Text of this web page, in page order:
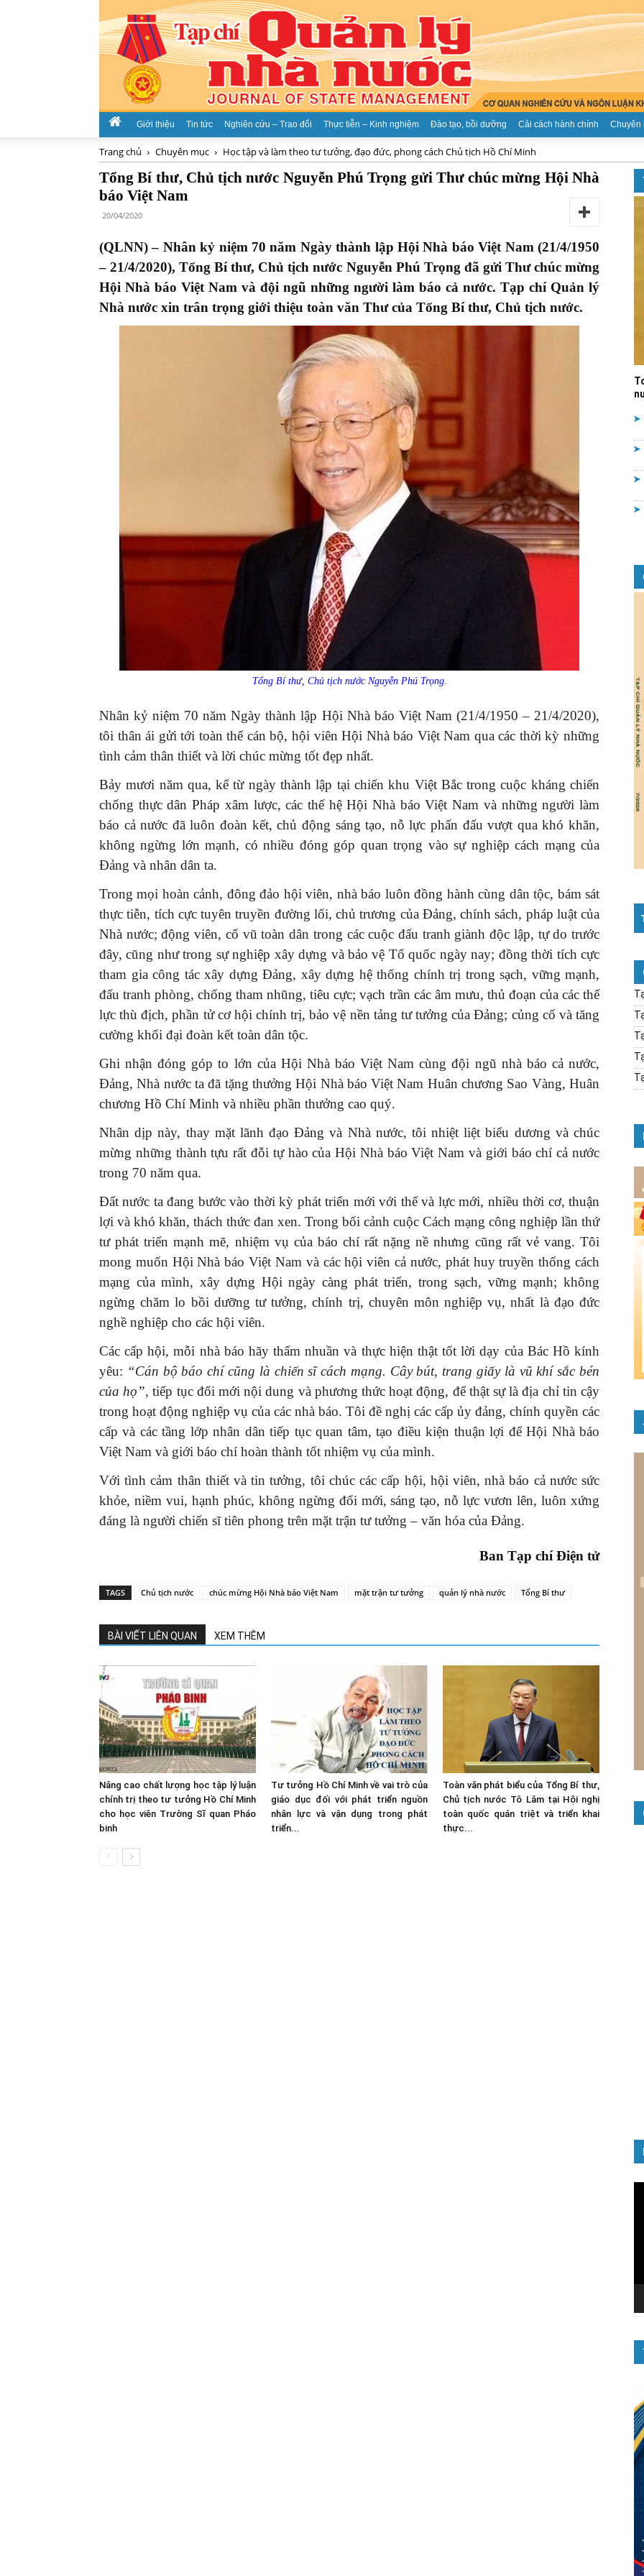
Tạp
chí
nhà
Giới thiệu Tin tức Nghiên cứu – Trao đổi Thực tiễn – Kinh nghiệm Đào tạo, bồi dưỡng Cải cách hành chính Chuyên
Trang chủ Chuyên mục Học tập và làm theo tư tưởng, đạo đức, phong cách Chủ tịch Hồ Chí Minh
Tổng Bí thư, Chủ tịch nước Nguyễn Phú Trọng gửi Thư chúc mừng Hội Nhà
báo Việt Nam
20/04/2020
(QLNN) – Nhân kỷ niệm 70 năm Ngày thành lập Hội Nhà báo Việt Nam (21/4/1950
– 21/4/2020), Tổng Bí thư, Chủ tịch nước Nguyễn Phú Trọng đã gửi Thư chúc mừng
Hội Nhà báo Việt Nam và đội ngũ những người làm báo cả nước. Tạp chí Quản lý
Nhà nước xin trân trọng giới thiệu toàn văn Thư của Tổng Bí thư, Chủ tịch nước.
Tổng Bí thư, Chủ tịch nước Nguyễn Phú Trọng.
Nhân kỷ niệm 70 năm Ngày thành lập Hội Nhà báo Việt Nam (21/4/1950 – 21/4/2020),
tôi thân ái gửi tới toàn thể cán bộ, hội viên Hội Nhà báo Việt Nam qua các thời kỳ những
tình cảm thân thiết và lời chúc mừng tốt đẹp nhất.
Bảy mươi năm qua, kể từ ngày thành lập tại chiến khu Việt Bắc trong cuộc kháng chiến
chống thực dân Pháp xâm lược, các thế hệ Hội Nhà báo Việt Nam và những người làm
báo cả nước đã luôn đoàn kết, chủ động sáng tạo, nỗ lực phấn đấu vượt qua khó khăn,
không ngừng lớn mạnh, có nhiều đóng góp quan trọng vào sự nghiệp cách mạng của
Đảng và nhân dân ta.
Trong mọi hoàn cảnh, đông đảo hội viên, nhà báo luôn đồng hành cùng dân tộc, bám sát
thực tiễn, tích cực tuyên truyền đường lối, chủ trương của Đảng, chính sách, pháp luật của
Nhà nước; động viên, cổ vũ toàn dân trong các cuộc đấu tranh giành độc lập, tự do trước
đây, cũng như trong sự nghiệp xây dựng và bảo vệ Tổ quốc ngày nay; đồng thời tích cực
tham gia công tác xây dựng Đảng, xây dựng hệ thống chính trị trong sạch, vững mạnh,
đấu tranh phòng, chống tham nhũng, tiêu cực; vạch trần các âm mưu, thủ đoạn của các thế
lực thù địch, phần tử cơ hội chính trị, bảo vệ nền tảng tư tưởng của Đảng; củng cố và tăng
cường khối đại đoàn kết toàn dân tộc.
Ghi nhận đóng góp to lớn của Hội Nhà báo Việt Nam cùng đội ngũ nhà báo cả nước,
Đảng, Nhà nước ta đã tặng thưởng Hội Nhà báo Việt Nam Huân chương Sao Vàng, Huân
chương Hồ Chí Minh và nhiều phần thưởng cao quý.
Nhân dịp này, thay mặt lãnh đạo Đảng và Nhà nước, tôi nhiệt liệt biểu dương và chúc
mừng những thành tựu rất đỗi tự hào của Hội Nhà báo Việt Nam và giới báo chí cả nước
trong 70 năm qua.
Đất nước ta đang bước vào thời kỳ phát triển mới với thế và lực mới, nhiều thời cơ, thuận
lợi và khó khăn, thách thức đan xen. Trong bối cảnh cuộc Cách mạng công nghiệp lần thứ
tư phát triển mạnh mẽ, nhiệm vụ của báo chí rất nặng nề nhưng cũng rất vẻ vang. Tôi
mong muốn Hội Nhà báo Việt Nam và các hội viên cả nước, phát huy truyền thống cách
mạng của mình, xây dựng Hội ngày càng phát triển, trong sạch, vững mạnh; không
ngừng chăm lo bồi dưỡng tư tưởng, chính trị, chuyên môn nghiệp vụ, nhất là đạo đức
nghề nghiệp cho các hội viên.
Các cấp hội, mỗi nhà báo hãy thấm nhuần và thực hiện thật tốt lời dạy của Bác Hồ kính
yêu: “Cán bộ báo chí cũng là chiến sĩ cách mạng. Cây bút, trang giấy là vũ khí sắc bén
của họ”, tiếp tục đổi mới nội dung và phương thức hoạt động, để thật sự là địa chỉ tin cậy
trong hoạt động nghiệp vụ của các nhà báo. Tôi đề nghị các cấp ủy đảng, chính quyền các
cấp và các tầng lớp nhân dân tiếp tục quan tâm, tạo điều kiện thuận lợi để Hội Nhà báo
Việt Nam và giới báo chí hoàn thành tốt nhiệm vụ của mình.
Với tình cảm thân thiết và tin tưởng, tôi chúc các cấp hội, hội viên, nhà báo cả nước sức
khỏe, niềm vui, hạnh phúc, không ngừng đổi mới, sáng tạo, nỗ lực vươn lên, luôn xứng
đáng là người chiến sĩ tiên phong trên mặt trận tư tưởng – văn hóa của Đảng.
Ban Tạp chí Điện tử
TAGS Chủ tịch nước chúc mừng Hội Nhà báo Việt Nam mặt trận tư tưởng quản lý nhà nước Tổng Bí thư
BÀI VIẾT LIÊN QUAN XEM THÊM
Nâng cao chất lượng học tập lý luận
chính trị theo tư tưởng Hồ Chí Minh
cho học viên Trường Sĩ quan Pháo
binh
Tư tưởng Hồ Chí Minh về vai trò của
giáo dục đối với phát triển nguồn
nhân lực và vận dụng trong phát
triển...
Toàn văn phát biểu của Tổng Bí thư,
Chủ tịch nước Tô Lâm tại Hội nghị
toàn quốc quán triệt và triển khai
thực...